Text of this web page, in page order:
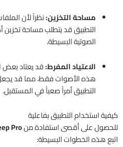
مساحة التخزين:
التطبيق قد يتطلب مساحة تخزين
الصوتية البسيطة.
الاعتياد المفرط:قد يعتاد بعض
هذه الأصوات فقط، مما قد
التطبيق أمراً صعباً في المستقبل.
كيفية استخدام التطبيق بفاعلية
للحصول على أقصى استفادة منPro
اتبع هذه الخطوات البسيطة: